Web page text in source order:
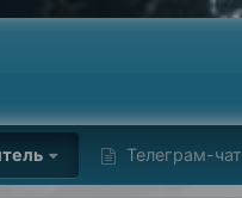
Телеграм-чат